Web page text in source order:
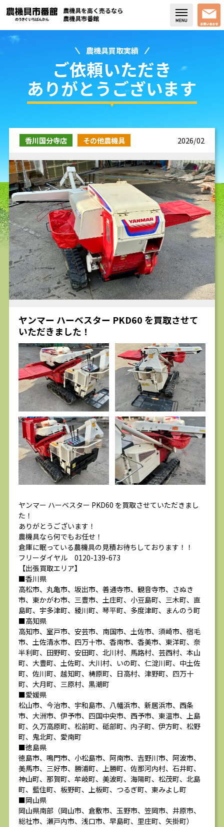
買取実績
コラム・スタッフブログ
取り扱い商品
よく頂く質問
お問い合わせ
求人
農機具を高く売るなら
農機具市番館
農機具買取実績
ご依頼いただき
ありがとうございます
香川国分寺店 その他農機具 2026/02
ヤンマー ハーベスター PKD60 を買取させて
いただきました！
ヤンマー ハーベスター PKD60 を買取させていただきまし
た！
ありがとうございます！
農機具なら何でもお任せ！
倉庫に眠っている農機具の見積お待ちしております！！
フリーダイヤル 0120-139-673
【出張買取エリア】
■香川県
高松市、丸亀市、坂出市、善通寺市、観音寺市、さぬき
市、東かがわ市、三豊市、土庄町、小豆島町、三木町、直
島町、宇多津町、綾川町、琴平町、多度津町、まんのう町
■高知県
高知市、室戸市、安芸市、南国市、土佐市、須崎市、宿毛
市、土佐清水市、四万十市、香南市、香美市、東洋町、奈
半利町、田野町、安田町、北川村、馬路村、芸西村、本山
町、大豊町、土佐町、大川村、いの町、仁淀川町、中土佐
町、佐川町、越知町、梼原町、日高村、津野町、四万十
町、大月町、三原村、黒潮町
■愛媛県
松山市、今治市、宇和島市、八幡浜市、新居浜市、西条
市、大洲市、伊予市、四国中央市、西予市、東温市、上島
町、久万高原町、松前町、砥部町、内子町、伊方町、松野
町、鬼北町、愛南町
■徳島県
徳島市、鳴門市、小松島市、阿南市、吉野川市、阿波市、
美馬市、三好市、勝浦町、上勝町、佐那河内村、石井町、
神山町、那賀町、牟岐町、美波町、海陽町、松茂町、北島
町、藍住町、板野町、上板町、つるぎ町、東みよし町
■岡山県
岡山県南部（岡山市、倉敷市、玉野市、笠岡市、井原市、
総社市、瀬戸内市、浅口市、早島町、里庄町、矢掛町）